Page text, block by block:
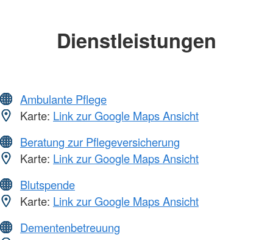
Dienstleistungen
Ambulante Pflege
Karte: Link zur Google Maps Ansicht
Beratung zur Pflegeversicherung
Karte: Link zur Google Maps Ansicht
Blutspende
Karte: Link zur Google Maps Ansicht
Dementenbetreuung